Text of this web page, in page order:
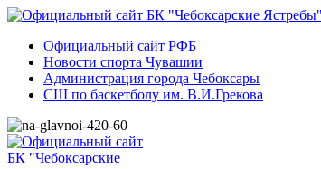
Официальный сайт РФБ
Новости спорта Чувашии
Администрация города Чебоксары
СШ по баскетболу им. В.И.Грекова